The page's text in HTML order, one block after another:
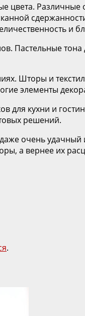
и
Пастельные
Шторы и
элементы
для кухни и
решений.
очень
а вернее их
.